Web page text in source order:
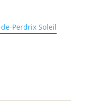
Perdrix Soleil